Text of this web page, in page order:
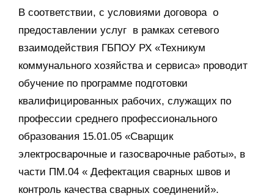
В соответствии, с условиями договора о
предоставлении услуг в рамках сетевого
взаимодействия ГБПОУ РХ «Техникум
коммунального хозяйства и сервиса» проводит
обучение по программе подготовки
квалифицированных рабочих, служащих по
профессии среднего профессионального
образования 15.01.05 «Сварщик
электросварочные и газосварочные работы», в
части ПМ.04 « Дефектация сварных швов и
контроль качества сварных соединений».